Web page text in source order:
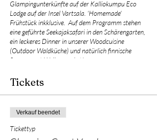
Glampingunterkünfte auf der Kalliokumpu Eco
Lodge auf der Insel Vartsala. 'Homemade'
Frühstück inkklusive. Auf dem Programm stehen
eine geführte Seekajaksafari in den Schärengarten,
ein leckeres Dinner in unserer Woodcuisine
(Outdoor Waldküche) und natürlich finnische
Sauna samt Wellnesspaket!
Tickets
Verkauf beendet
Tickettyp